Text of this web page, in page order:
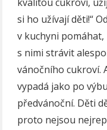
si ho užívají děti!“
v kuchyni
s nimi strávit
vánočního cukroví.
vypadá jako po
předvánoční. Děti
proto nejsou